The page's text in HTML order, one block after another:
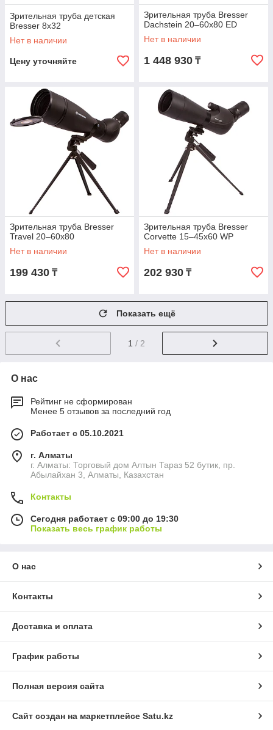
Зрительная труба детская
Bresser 8x32
Нет в наличии
Цену уточняйте
Зрительная труба Bresser
Dachstein 20–60x80 ED
Нет в наличии
1 448 930 ₸
Зрительная труба Bresser
Travel 20–60x80
Нет в наличии
199 430 ₸
Зрительная труба Bresser
Corvette 15–45x60 WP
Нет в наличии
202 930 ₸
Показать ещё
1 / 2
О нас
Рейтинг не сформирован
Менее 5 отзывов за последний год
Работает с 05.10.2021
г. Алматы
г. Алматы: Торговый дом Алтын Тараз 52 бутик, пр.
Абылайхан 3, Алматы, Казахстан
Контакты
Сегодня работает с 09:00 до 19:30
Показать весь график работы
О нас
Контакты
Доставка и оплата
График работы
Полная версия сайта
Сайт создан на маркетплейсе Satu.kz